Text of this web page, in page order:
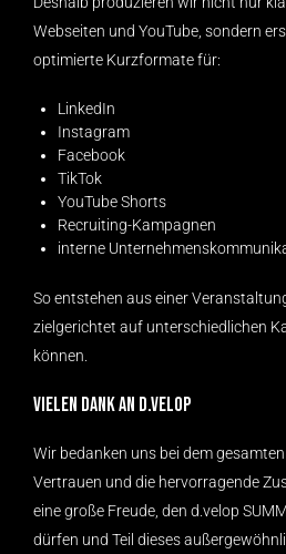
Webseiten und YouTube, sondern
optimierte Kurzformate für:
LinkedIn
Instagram
Facebook
TikTok
YouTube Shorts
Recruiting-Kampagnen
interne
So entstehen aus einer
zielgerichtet auf unterschiedlichen
können.
Vielen Dank an d.velop
Wir bedanken uns bei dem
Vertrauen und die hervorragende
eine große Freude, den d.velop
dürfen und Teil dieses